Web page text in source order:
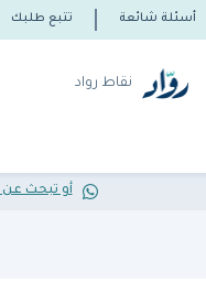
أسئلة شائعة تتبع طلبك
نقاط رواد
أو تبحث عن